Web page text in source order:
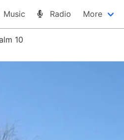
Music Radio More
10